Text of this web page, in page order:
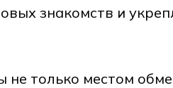
знакомств и
не только местом